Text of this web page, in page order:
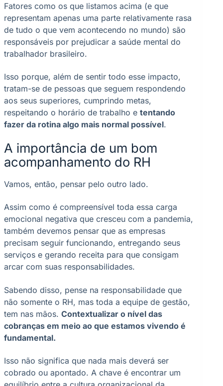
Fatores como os que listamos acima (e que
representam apenas uma parte relativamente rasa
de tudo o que vem acontecendo no mundo) são
responsáveis por prejudicar a saúde mental do
trabalhador brasileiro.
Isso porque, além de sentir todo esse impacto,
tratam-se de pessoas que seguem respondendo
aos seus superiores, cumprindo metas,
respeitando o horário de trabalho e tentando
fazer da rotina algo mais normal possível.
A importância de um bom
acompanhamento do RH
Vamos, então, pensar pelo outro lado.
Assim como é compreensível toda essa carga
emocional negativa que cresceu com a pandemia,
também devemos pensar que as empresas
precisam seguir funcionando, entregando seus
serviços e gerando receita para que consigam
arcar com suas responsabilidades.
Sabendo disso, pense na responsabilidade que
não somente o RH, mas toda a equipe de gestão,
tem nas mãos. Contextualizar o nível das
cobranças em meio ao que estamos vivendo é
fundamental.
Isso não significa que nada mais deverá ser
cobrado ou apontado. A chave é encontrar um